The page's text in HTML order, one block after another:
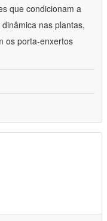
que condicionam a
nas plantas,
os porta-enxertos